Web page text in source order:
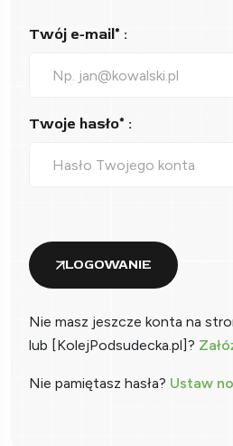
Twój e-mail* :
Twoje hasło* :
LOGOWANIE
Nie masz jeszcze konta na
lub [KolejPodsudecka.pl]?
Nie pamiętasz hasła? Ustaw